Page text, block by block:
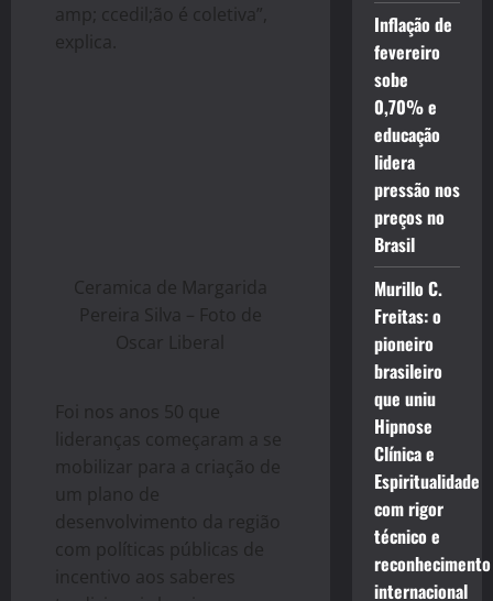
amp; ccedil;ão é coletiva”,
explica.
Ceramica de Margarida
Pereira Silva – Foto de
Oscar Liberal
Foi nos anos 50 que
lideranças começaram a se
mobilizar para a criação de
um plano de
desenvolvimento da região
com políticas públicas de
incentivo aos saberes
Inflação de
fevereiro
sobe
0,70% e
educação
lidera
pressão nos
preços no
Brasil
Murillo C.
Freitas: o
pioneiro
brasileiro
que uniu
Hipnose
Clínica e
Espiritualidade
com rigor
técnico e
reconhecimento
internacional